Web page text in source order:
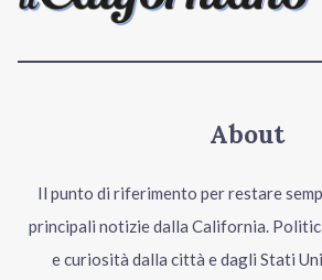
About
Il punto di riferimento per restare
principali notizie dalla California.
e curiosità dalla città e dagli Stati